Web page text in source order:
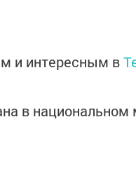
и интересным в
в